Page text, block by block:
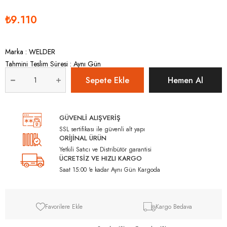
₺9.110
Marka : WELDER
Tahmini Teslim Süresi : Aynı Gün
GÜVENLİ ALIŞVERİŞ
SSL sertifikası ile güvenli alt yapı
ORİJİNAL ÜRÜN
Yetkili Satıcı ve Distribütör garantisi
ÜCRETSİZ VE HIZLI KARGO
Saat 15:00 'e kadar Aynı Gün Kargoda
Favorilere Ekle Kargo Bedava